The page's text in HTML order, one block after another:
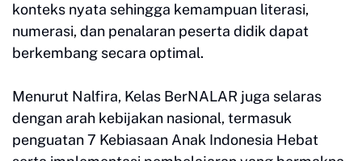
konteks nyata sehingga kemampuan literasi,
numerasi, dan penalaran peserta didik dapat
berkembang secara optimal.
Menurut Nalfira, Kelas BerNALAR juga selaras
dengan arah kebijakan nasional, termasuk
penguatan 7 Kebiasaan Anak Indonesia Hebat